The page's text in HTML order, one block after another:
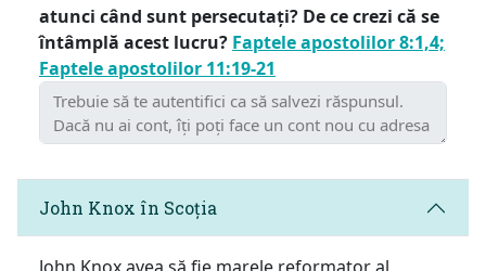
atunci când sunt persecutați? De ce crezi că se
întâmplă acest lucru? Faptele apostolilor 8:1,4;
Faptele apostolilor 11:19-21
John Knox în Scoția